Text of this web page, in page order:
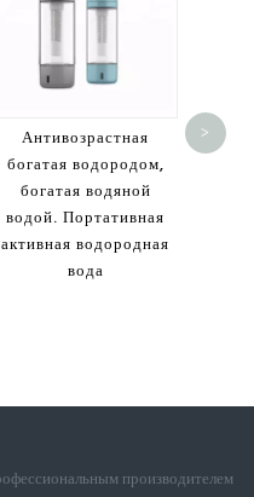
Антивозрастная
богатая водородом,
богатая водяной
водой. Портативная
активная водородная
вода
>